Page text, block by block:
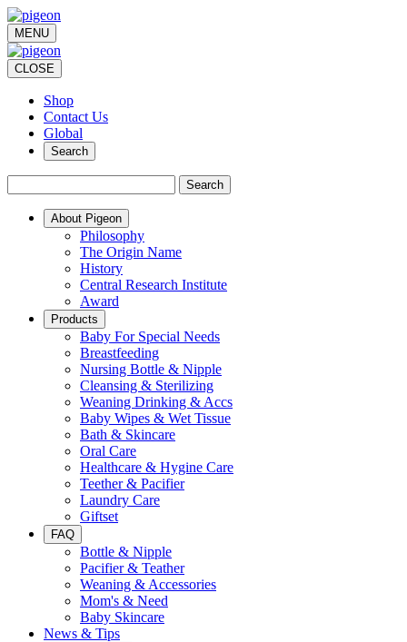
MENU
CLOSE
Shop
Contact Us
Global
Search
Search
About Pigeon
Philosophy
The Origin Name
History
Central Research Institute
Award
Products
Baby For Special Needs
Breastfeeding
Nursing Bottle & Nipple
Cleansing & Sterilizing
Weaning Drinking & Accs
Baby Wipes & Wet Tissue
Bath & Skincare
Oral Care
Healthcare & Hygine Care
Teether & Pacifier
Laundry Care
Giftset
FAQ
Bottle & Nipple
Pacifier & Teather
Weaning & Accessories
Mom's & Need
Baby Skincare
News & Tips